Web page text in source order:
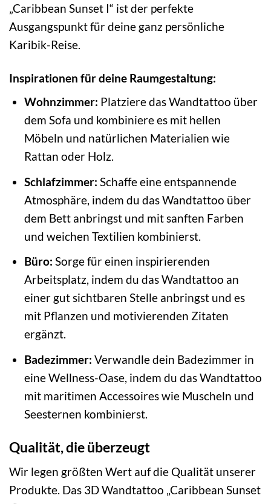
„Caribbean Sunset I“ ist der perfekte
Ausgangspunkt für deine ganz persönliche
Karibik-Reise.
Inspirationen für deine Raumgestaltung:
Wohnzimmer: Platziere das Wandtattoo über
dem Sofa und kombiniere es mit hellen
Möbeln und natürlichen Materialien wie
Rattan oder Holz.
Schlafzimmer: Schaffe eine entspannende
Atmosphäre, indem du das Wandtattoo über
dem Bett anbringst und mit sanften Farben
und weichen Textilien kombinierst.
Büro: Sorge für einen inspirierenden
Arbeitsplatz, indem du das Wandtattoo an
einer gut sichtbaren Stelle anbringst und es
mit Pflanzen und motivierenden Zitaten
ergänzt.
Badezimmer: Verwandle dein Badezimmer in
eine Wellness-Oase, indem du das Wandtattoo
mit maritimen Accessoires wie Muscheln und
Seesternen kombinierst.
Qualität, die überzeugt
Wir legen größten Wert auf die Qualität unserer
Produkte. Das 3D Wandtattoo „Caribbean Sunset